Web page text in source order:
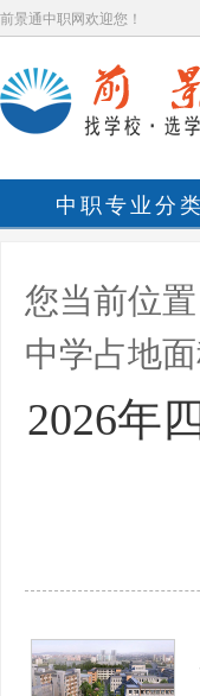
前景通中职网欢迎您！
中职专业分类
您当前位置
中学占地
2026年